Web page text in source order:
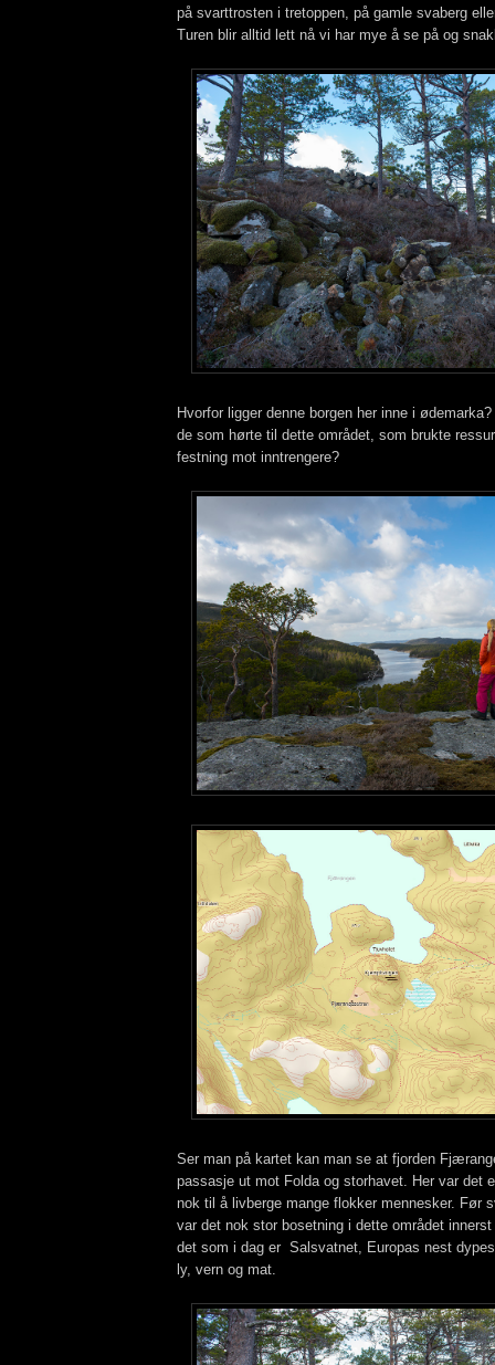
på svarttrosten i tretoppen, på gamle svaberg
Turen blir alltid lett nå vi har mye å se på og
Hvorfor ligger denne borgen her inne i
de som hørte til dette området, som brukte
festning mot inntrengere?
Ser man på kartet kan man se at fjorden
passasje ut mot Folda og storhavet. Her var det
nok til å livberge mange flokker mennesker. Før
var det nok stor bosetning i dette området
det som i dag er Salsvatnet, Europas nest
ly, vern og mat.